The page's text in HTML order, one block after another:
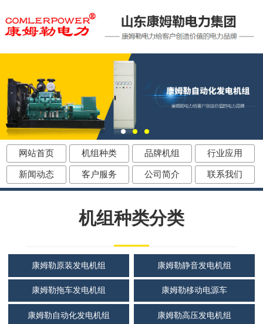
网站首页 机组种类 品牌机组 行业应用
新闻动态 客户服务 公司简介 联系我们
机组种类分类
康姆勒原装发电机组 康姆勒静音发电机组
康姆勒拖车发电机组 康姆勒移动电源车
康姆勒自动化发电机组 康姆勒高压发电机组